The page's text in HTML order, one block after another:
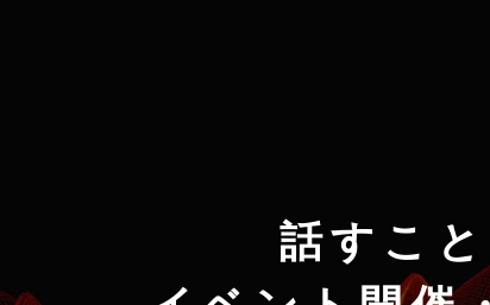
話すこ